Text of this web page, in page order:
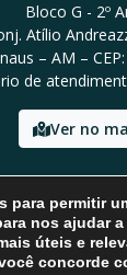
Bloco G - 2º
Atílio
– AM –
de
Ver no
Tel: (92)
para permitir
nos ajudar
úteis e
concorde